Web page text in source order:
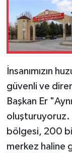
İnsanımızın
güvenli ve
Başkan Er
oluşturuyoruz.
bölgesi, 200
merkez haline